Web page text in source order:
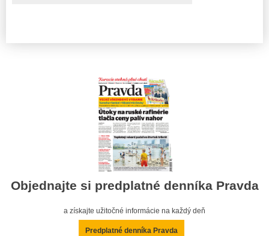
Objednajte si predplatné denníka Pravda
a získajte užitočné informácie na každý deň
Predplatné denníka Pravda